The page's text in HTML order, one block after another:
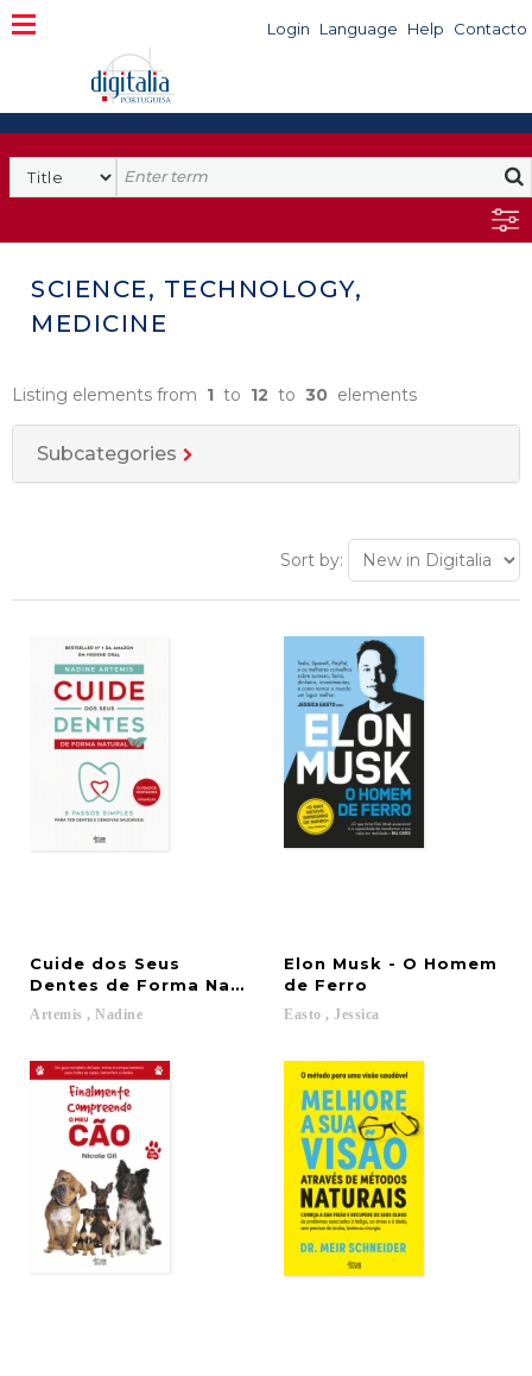
Login Language Help Contacto
SCIENCE, TECHNOLOGY,
MEDICINE
Listing elements from 1 to 12 to 30 elements
Subcategories
Sort by:
Cuide dos Seus
Dentes de Forma Natural
Artemis , Nadine
Elon Musk - O Homem
de Ferro
Easto , Jessica